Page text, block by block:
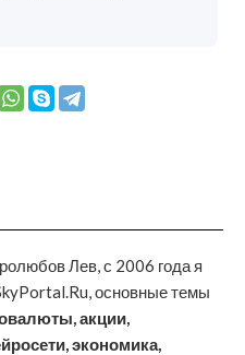
Лев, с 2006 года я
основные темы
акции,
экономика,